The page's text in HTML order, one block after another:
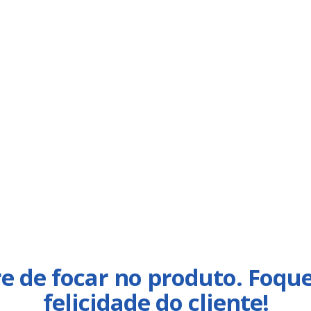
de focar no produto.
felicidade do cliente!